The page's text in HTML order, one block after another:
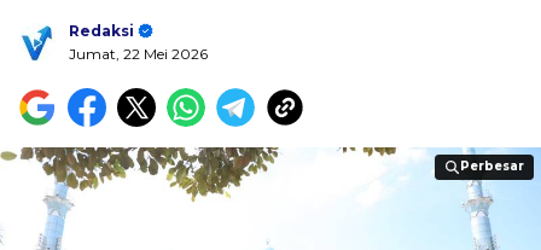
Redaksi
Jumat, 22 Mei 2026
Perbesar
Perbesar